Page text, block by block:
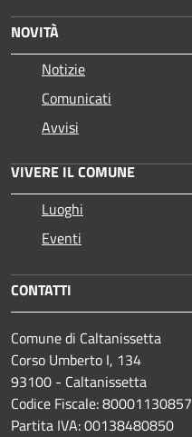
NOVITÀ
Notizie
Comunicati
Avvisi
VIVERE IL COMUNE
Luoghi
Eventi
CONTATTI
Comune di Caltanissetta
Corso Umberto I, 134
93100 - Caltanissetta
Codice Fiscale: 80001130857
Partita IVA: 00138480850